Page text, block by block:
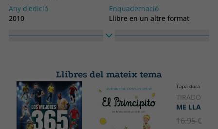
Any d'edició
2010
Enquadernació
Llibre en un altre format
Col·lecció
Llibres del mateix tema
Tapa dura
TIRADO,
ME LLAMO
16.95 €